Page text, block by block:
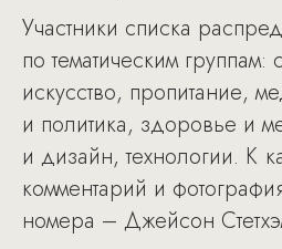
Участники списка
по тематическим группам:
искусство, пропитание,
и политика, здоровье и
и дизайн, технологии. К
комментарий и
номера – Джейсон